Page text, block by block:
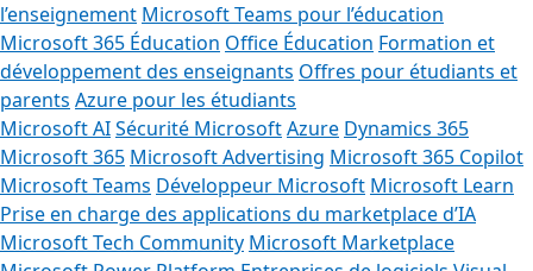
l’enseignement Microsoft Teams pour l’éducation
Microsoft 365 Éducation Office Éducation Formation et
développement des enseignants Offres pour étudiants et
parents Azure pour les étudiants
Microsoft AISécurité MicrosoftAzure Dynamics 365
Microsoft 365 Microsoft Advertising Microsoft 365 Copilot
Microsoft Teams Développeur Microsoft Microsoft Learn
Prise en charge des applications du marketplace d’IA
Microsoft Tech Community Microsoft Marketplace